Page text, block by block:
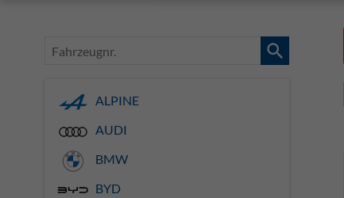
Fahrzeugnr.
ALPINE
AUDI
BMW
BYD